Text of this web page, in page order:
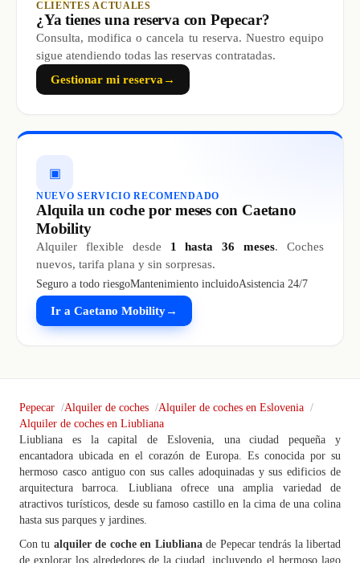
CLIENTES ACTUALES
¿Ya tienes una reserva con Pepecar?
Consulta, modifica o cancela tu reserva. Nuestro equipo
sigue atendiendo todas las reservas contratadas.
Gestionar mi reserva →
▣
NUEVO SERVICIO RECOMENDADO
Alquila un coche por meses con Caetano
Mobility
Alquiler flexible desde 1 hasta 36 meses. Coches
nuevos, tarifa plana y sin sorpresas.
Seguro a todo riesgoMantenimiento incluidoAsistencia 24/7
Ir a Caetano Mobility→
Pepecar Alquiler de coches
Alquiler de coches en Eslovenia
Alquiler de coches en Liubliana
Liubliana es la capital de Eslovenia, una ciudad pequeña y
encantadora ubicada en el corazón de Europa. Es conocida por su
hermoso casco antiguo con sus calles adoquinadas y sus edificios de
arquitectura barroca. Liubliana ofrece una amplia variedad de
atractivos turísticos, desde su famoso castillo en la cima de una colina
hasta sus parques y jardines.
Con tu alquiler de coche en Liublianade Pepecar tendrás la libertad
de explorar los alrededores de la ciudad, incluyendo el hermoso lago